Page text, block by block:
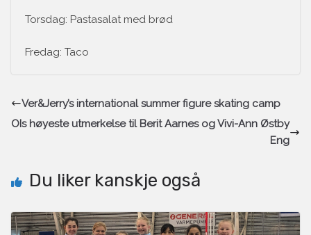
Torsdag: Pastasalat med brød
Fredag: Taco
Ver&Jerry’s international summer figure skating camp
OIs høyeste utmerkelse til Berit Aarnes og Vivi-Ann Østby
Eng
Du liker kanskje også